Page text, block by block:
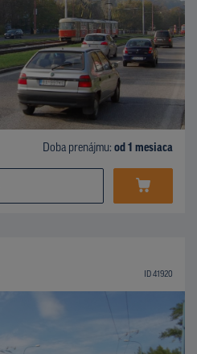
Doba prenájmu: od 1 mesiaca
ID 41920